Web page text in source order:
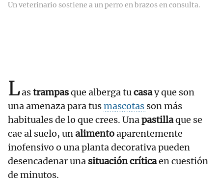
Un veterinario sostiene a un perro en brazos en consulta.
Lastrampasque alberga tucasay que son
una amenaza para tusmascotas son más
habituales de lo que crees. Unapastillaque se
cae al suelo, unalimentoaparentemente
inofensivo o una planta decorativa pueden
desencadenar una situación críticaen cuestión
de minutos.